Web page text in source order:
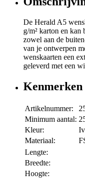
De Herald A5
g/m² karton en
zowel aan de
van je ontwerpen
wenskaarten een
geleverd met een
Kenmerken
Artikelnummer:
Minimum aantal:
Kleur:
Materiaal:
Lengte:
Breedte:
Hoogte: